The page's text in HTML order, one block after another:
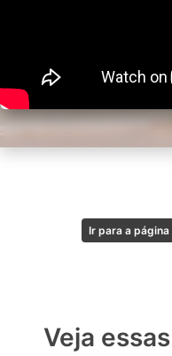
Ir para a
Veja